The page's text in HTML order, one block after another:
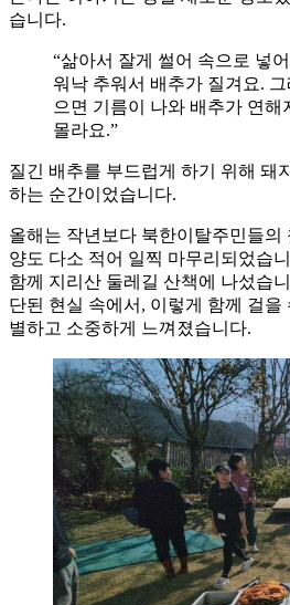
습니다.
“삶아서 잘게 썰어 속으로 넣
워낙 추워서 배추가 질겨요.
으면 기름이 나와 배추가 연해
몰라요.”
질긴 배추를 부드럽게 하기 위해 돼
하는 순간이었습니다.
올해는 작년보다 북한이탈주민들의
양도 다소 적어 일찍 마무리되었습
함께 지리산 둘레길 산책에 나섰습
단된 현실 속에서, 이렇게 함께 걸을
별하고 소중하게 느껴졌습니다.